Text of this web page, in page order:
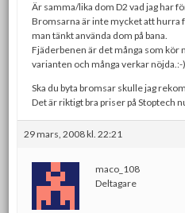
Är samma/lika dom D2 vad jag har
Bromsarna är inte mycket att hurra
man tänkt använda dom på bana.
Fjäderbenen är det många som kör
varianten och många verkar nöjda.:-)
Ska du byta bromsar skulle jag
Det är riktigt bra priser på Stoptech
29 mars, 2008 kl. 22:21
maco_108
Deltagare